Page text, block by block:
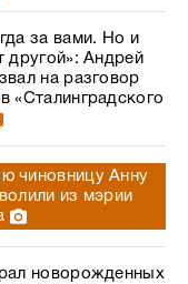
за вами. Но и
другой»: Андрей
на разговор
«Сталинградского
чиновницу Анну
из мэрии
новорожденных